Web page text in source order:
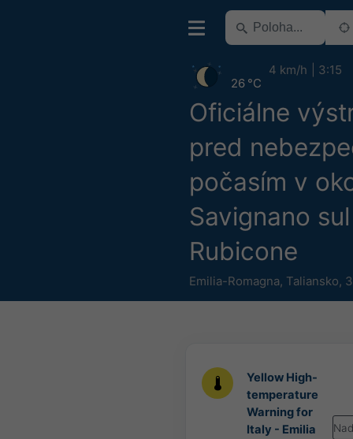
Oficiálne
pred
počasím v
Savignano sul
Rubicone
Emilia-Romagna, Taliansko,
26 °C
4 km/h 3:15
Yellow High-
temperature
Warning for
Italy - Emilia